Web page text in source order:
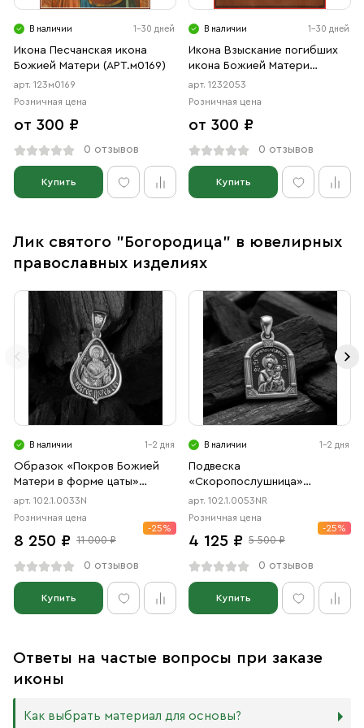
В наличии 1-30 дней
Икона Песчанская икона
Божией Матери (АРТ.м0169)
арт. 123м0169
Розничная цена
от 300 ₽
0 отзывов
Купить
В наличии 1-30 дней
Икона Взыскание погибших
икона Божией Матери
(АРТ.02053)
арт. 1232053
Розничная цена
от 300 ₽
0 отзывов
Купить
Лик святого "Богородица" в ювелирных
православных изделиях
В наличии 1-2 дня
Образок «Покров Божией
Матери в форме цаты»
чернение
арт. 102.1.0033N
Розничная цена
8 250 ₽ 11 000 ₽
-25%
0 отзывов
Купить
В наличии 1-2 дня
Подвеска
«Скоропослушница»
чернение, родий
арт. 102.1.0053NR
Розничная цена
4 125 ₽ 5 500 ₽
-25%
0 отзывов
Купить
Ответы на частые вопросы при заказе
иконы
Как выбрать материал для основы?